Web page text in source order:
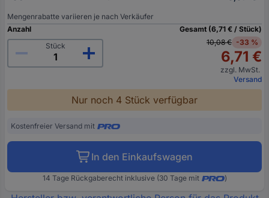
Mengenrabatte variieren je nach Verkäufer
Anzahl
Stück
Gesamt (6,71 € / Stück)
10,08 € -33 %
6,71 €
zzgl. MwSt.
Versand
Nur noch 4 Stück verfügbar
Kostenfreier Versand mit
In den Einkaufswagen
14 Tage Rückgaberecht inklusive (30 Tage mit )